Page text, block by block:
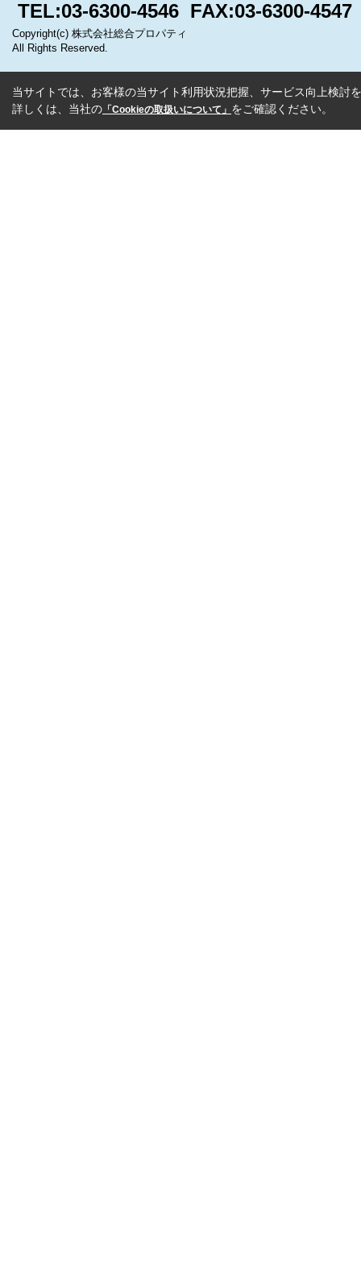
TEL:03-6300-4546 FAX:03-6300-4547
Copyright(c) 株式会社総合プロパティ
All Rights Reserved.
当サイトでは、お客様の当サイト利用状況把握、サービス向上検討
詳しくは、当社の 「Cookieの取扱いについて」 をご確認ください。